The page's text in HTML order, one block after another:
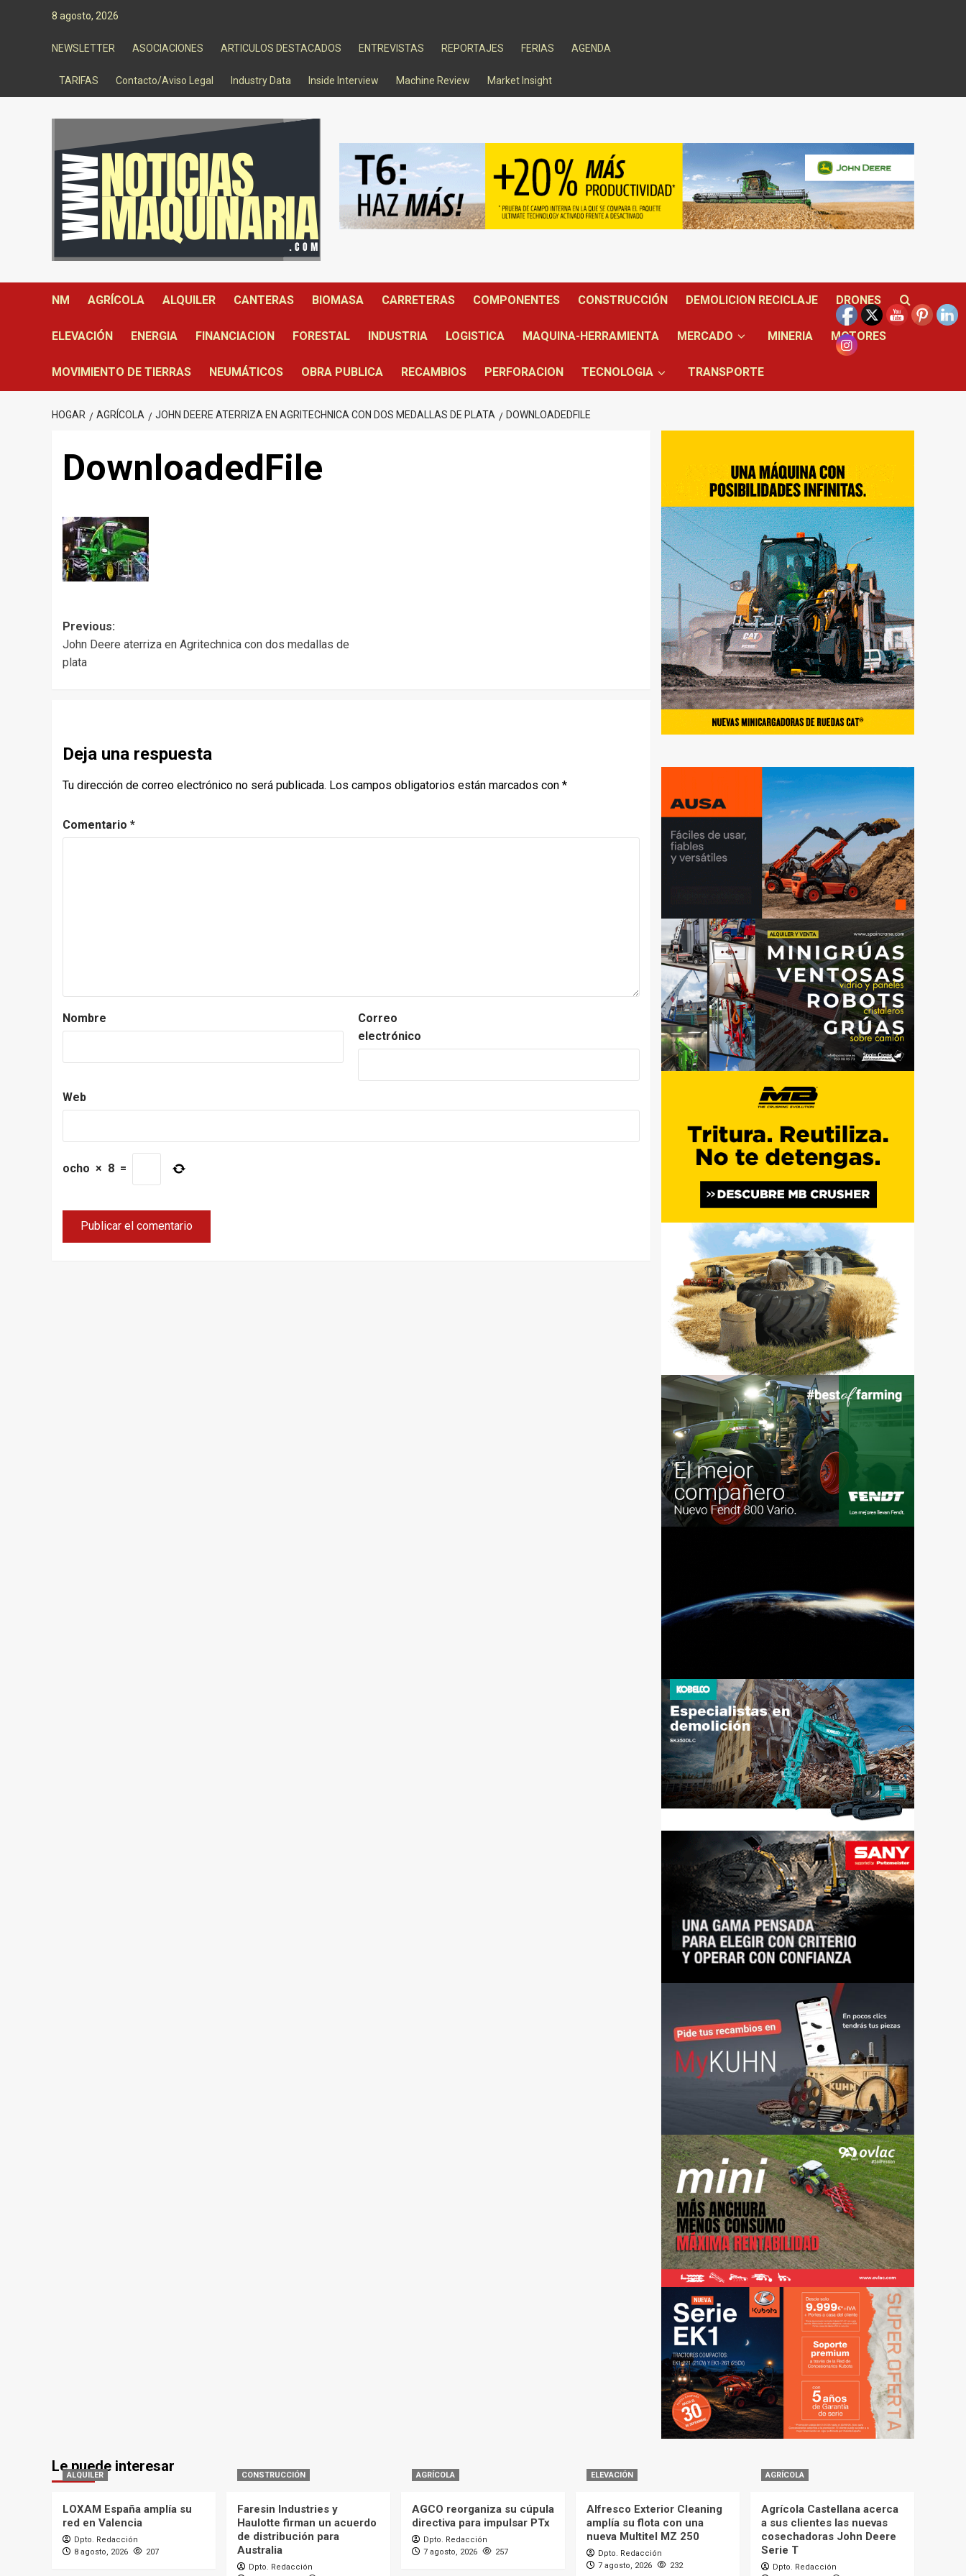
8 agosto, 2026
NEWSLETTER ASOCIACIONES ARTICULOS DESTACADOS ENTREVISTAS REPORTAJES FERIAS AGENDA
TARIFAS Contacto/Aviso Legal Industry Data Inside Interview Machine Review Market Insight
NM AGRÍCOLA ALQUILER CANTERAS BIOMASA CARRETERAS COMPONENTES CONSTRUCCIÓN DEMOLICION RECICLAJE DRONES
ELEVACIÓN ENERGIA FINANCIACION FORESTAL INDUSTRIA LOGISTICA MAQUINA-HERRAMIENTA MERCADO MINERIA MOTORES
MOVIMIENTO DE TIERRAS NEUMÁTICOS OBRA PUBLICA RECAMBIOS PERFORACION TECNOLOGIA TRANSPORTE
HOGAR AGRÍCOLA JOHN DEERE ATERRIZA EN AGRITECHNICA CON DOS MEDALLAS DE PLATA DOWNLOADEDFILE
DownloadedFile
Post
navigation
Previous:
John Deere aterriza en Agritechnica con dos medallas de
plata
Deja una respuesta
Tu dirección de correo electrónico no será publicada. Los campos obligatorios están marcados con *
Comentario *
Nombre
Correo
electrónico
Web
ocho × 8 =
Le puede interesar
ALQUILER
LOXAM España amplía su
red en Valencia
Dpto. Redacción
8 agosto, 2026
207
CONSTRUCCIÓN
Faresin Industries y
Haulotte firman un acuerdo
de distribución para
Australia
Dpto. Redacción
AGRÍCOLA
AGCO reorganiza su cúpula
directiva para impulsar PTx
Dpto. Redacción
7 agosto, 2026
257
ELEVACIÓN
Alfresco Exterior Cleaning
amplía su flota con una
nueva Multitel MZ 250
Dpto. Redacción
7 agosto, 2026
232
AGRÍCOLA
Agrícola Castellana acerca
a sus clientes las nuevas
cosechadoras John Deere
Serie T
Dpto. Redacción